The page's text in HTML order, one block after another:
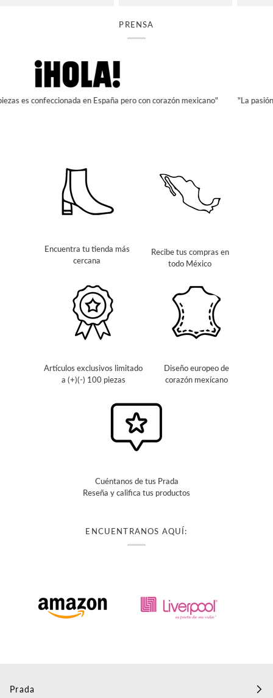
PRENSA
en España pero con corazón mexicano" "La pasión,
Encuentra tu tienda más
cercana
Recibe tus compras en
todo México
Artículos exclusivos limitado
a (+)(-) 100 piezas
Diseño europeo de
corazón mexícano
Cuéntanos de tus Prada
Reseña y califica tus productos
ENCUENTRANOS AQUÍ:
Prada